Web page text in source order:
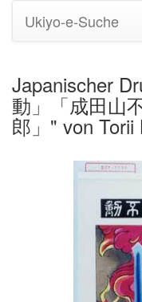
Ukiyo-e-Suche
Japanischer
動」「成田山
郎」" von Torii